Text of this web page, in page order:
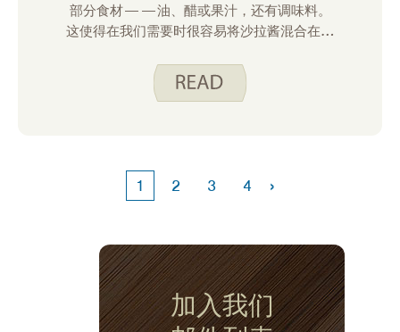
部分食材——油、醋或果汁，还有调味料。
这使得在我们需要时很容易将沙拉酱混合在一
1 2 3 4 ›
加入我们